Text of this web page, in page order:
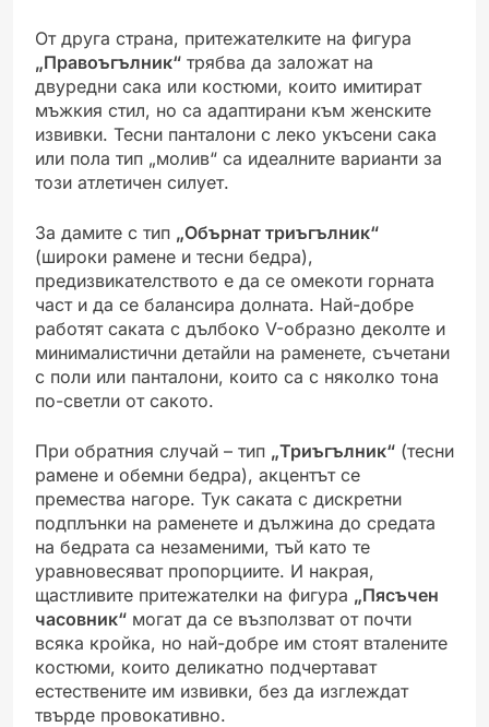
От друга страна, притежателките на фигура
„Правоъгълник“ трябва да заложат на
двуредни сака или костюми, които имитират
мъжкия стил, но са адаптирани към женските
извивки. Тесни панталони с леко укъсени сака
или пола тип „молив“ са идеалните варианти за
този атлетичен силует.
За дамите с тип „Обърнат триъгълник“
(широки рамене и тесни бедра),
предизвикателството е да се омекоти горната
част и да се балансира долната. Най-добре
работят саката с дълбоко V-образно деколте и
минималистични детайли на раменете, съчетани
с поли или панталони, които са с няколко тона
по-светли от сакото.
При обратния случай – тип „Триъгълник“ (тесни
рамене и обемни бедра), акцентът се
премества нагоре. Тук саката с дискретни
подплънки на раменете и дължина до средата
на бедрата са незаменими, тъй като те
уравновесяват пропорциите. И накрая,
щастливите притежателки на фигура „Пясъчен
часовник“ могат да се възползват от почти
всяка кройка, но най-добре им стоят вталените
костюми, които деликатно подчертават
естествените им извивки, без да изглеждат
твърде провокативно.